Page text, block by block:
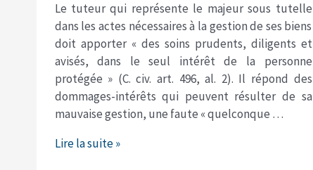
Le tuteur qui représente le majeur sous tutelle
dans les actes nécessaires à la gestion de ses biens
doit apporter « des soins prudents, diligents et
avisés, dans le seul intérêt de la personne
protégée » (C. civ. art. 496, al. 2). Il répond des
dommages-intérêts qui peuvent résulter de sa
mauvaise gestion, une faute « quelconque …
actes
du
tuteur
?
Lire la suite »